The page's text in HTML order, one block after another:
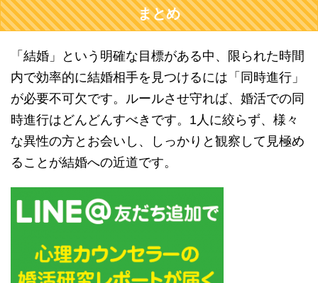
まとめ
「結婚」という明確な目標がある中、限られた時間
内で効率的に結婚相手を見つけるには「同時進行」
が必要不可欠です。ルールさせ守れば、婚活での同
時進行はどんどんすべきです。1人に絞らず、様々
な異性の方とお会いし、しっかりと観察して見極め
ることが結婚への近道です。